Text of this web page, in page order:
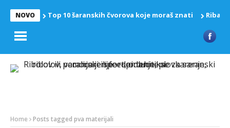
NOVO Top 10 šaranskih čvorova koje moraš znati Riba
Home Posts tagged pva materijali